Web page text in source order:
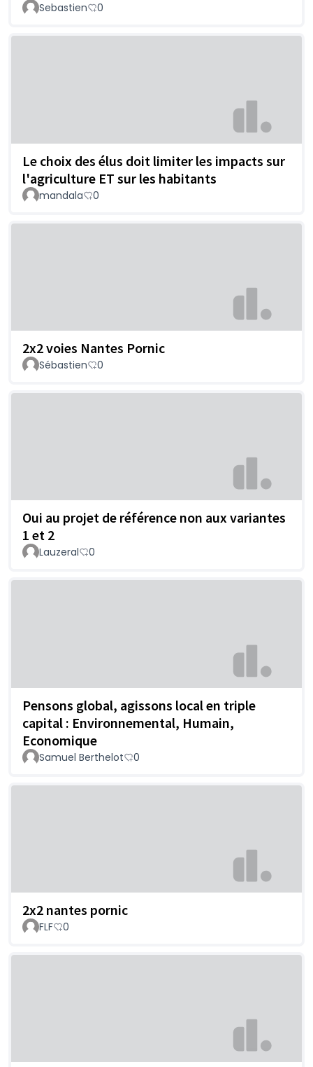
Sebastien 0
Le choix des élus doit limiter les impacts sur
l'agriculture ET sur les habitants
mandala 0
2x2 voies Nantes Pornic
Sébastien 0
Oui au projet de référence non aux variantes
1 et 2
Lauzeral 0
Pensons global, agissons local en triple
capital : Environnemental, Humain,
Economique
Samuel Berthelot 0
2x2 nantes pornic
FLF 0